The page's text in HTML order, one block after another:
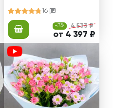
16
-3% 4 533 ₽
от 4 397 ₽